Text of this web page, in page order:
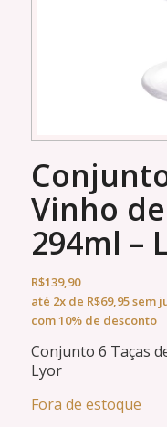
Vinho
294ml –
R$139,90
até 2xde R$69,95sem
com 10% de desconto
Conjunto 6 Taças
Lyor
Fora de estoque